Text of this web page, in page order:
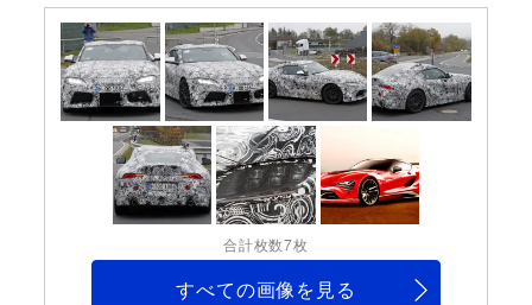
合計枚数7枚
すべての画像を見る